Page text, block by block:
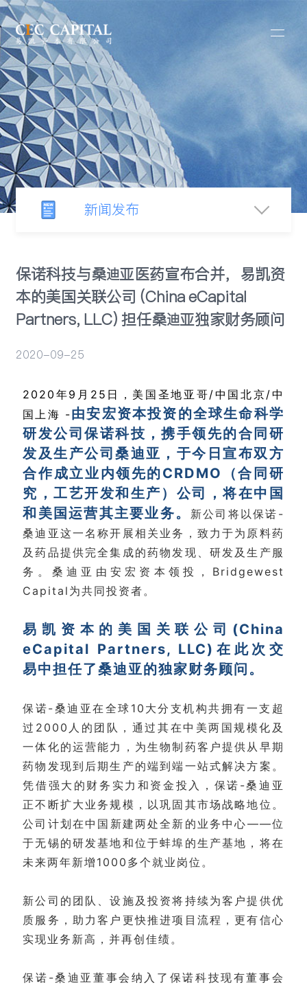
新闻发布
行业观察
保诺科技与桑迪亚医药宣布合并，易凯资
本的美国关联公司 (China eCapital
Partners, LLC) 担任桑迪亚独家财务顾问
2020-09-25
2020年9月25日，美国圣地亚哥/中国北京/中
国上海 -由安宏资本投资的全球生命科学
研发公司保诺科技，携手领先的合同研
发及生产公司桑迪亚，于今日宣布双方
合作成立业内领先的CRDMO（合同研
究，工艺开发和生产）公司，将在中国
和美国运营其主要业务。
新公司将以保诺-
桑迪亚这一名称开展相关业务，致力于为原料药
及药品提供完全集成的药物发现、研发及生产服
务。桑迪亚由安宏资本领投，Bridgewest
Capital为共同投资者。
易凯资本的美国关联公司(China
eCapital Partners, LLC)在此次交
易中担任了桑迪亚的独家财务顾问。
保诺-桑迪亚在全球10大分支机构共拥有一支超
过2000人的团队，通过其在中美两国规模化及
一体化的运营能力，为生物制药客户提供从早期
药物发现到后期生产的端到端一站式解决方案。
凭借强大的财务实力和资金投入，保诺-桑迪亚
正不断扩大业务规模，以巩固其市场战略地位。
公司计划在中国新建两处全新的业务中心——位
于无锡的研发基地和位于蚌埠的生产基地，将在
未来两年新增1000多个就业岗位。
新公司的团队、设施及投资将持续为客户提供优
质服务，助力客户更快推进项目流程，更有信心
实现业务新高，并再创佳绩。
保诺-桑迪亚董事会纳入了保诺科技现有董事会